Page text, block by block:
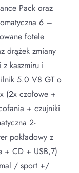
Pack oraz
6 –
fotele
drążek zmiany
kaszmiru i
5.0 V8 GT o
(2x czołowe +
+ czujniki
2-
pokładowy z
+ CD + USB,7)
/ sport +/